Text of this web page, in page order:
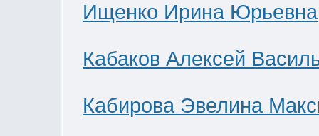
Ищенко Ирина Юрьевна
Кабаков Алексей
Кабирова Эвелина